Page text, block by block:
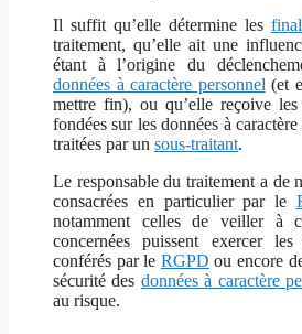
Il suffit qu’elle détermine les
traitement, qu’elle ait une
étant à l’origine du
données à caractère personnel (et
mettre fin), ou qu’elle reçoive les
fondées sur les données à
traitées par un sous-traitant.
Le responsable du traitement a de
consacrées en particulier par le
notamment celles de veiller à
concernées puissent exercer
conférés par le RGPD ou encore
sécurité des données à caractère
au risque.